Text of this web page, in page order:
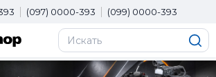
(097) 0000-393 (099) 0000-393